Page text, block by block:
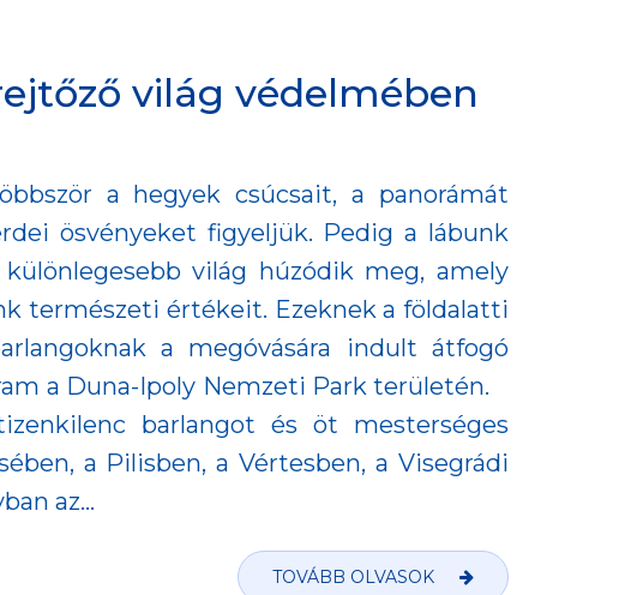
világ védelmében
a hegyek csúcsait, a panorámát
ösvényeket figyeljük. Pedig a lábunk
világ húzódik meg, amely
természeti értékeit. Ezeknek a földalatti
a megóvására indult átfogó
a Duna-Ipoly Nemzeti Park területén.
barlangot és öt mesterséges
a Pilisben, a Vértesben, a Visegrádi
az...
TOVÁBB OLVASOK